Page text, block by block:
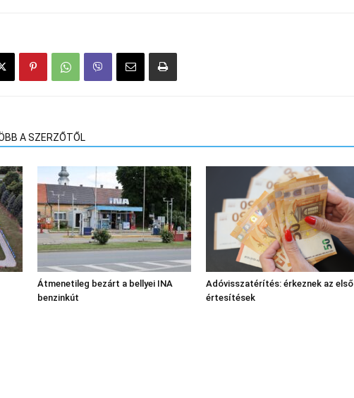
A SZERZŐTŐL
Átmenetileg bezárt a bellyei INA
benzinkút
Adóvisszatérítés: érkeznek az első
értesítések